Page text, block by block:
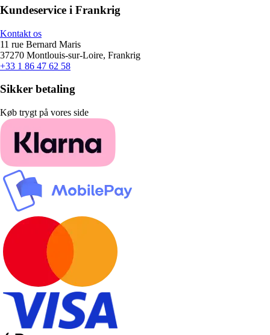
Kundeservice i Frankrig
Kontakt os
11 rue Bernard Maris
37270 Montlouis-sur-Loire, Frankrig
+33 1 86 47 62 58
Sikker betaling
Køb trygt på vores side